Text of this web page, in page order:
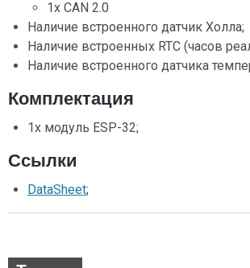
1x CAN 2.0
Наличие встроенного датчик Холла;
Наличие встроенных RTC (часов
Наличие встроенного датчика
Комплектация
1x модуль ESP-32;
Ссылки
DataSheet;